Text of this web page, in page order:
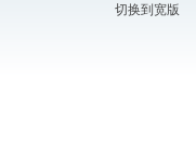
切换到宽版